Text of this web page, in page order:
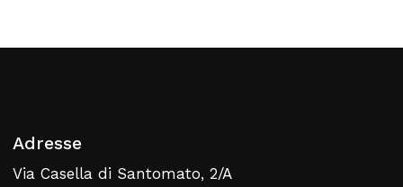
Adresse
Via Casella di Santomato, 2/A